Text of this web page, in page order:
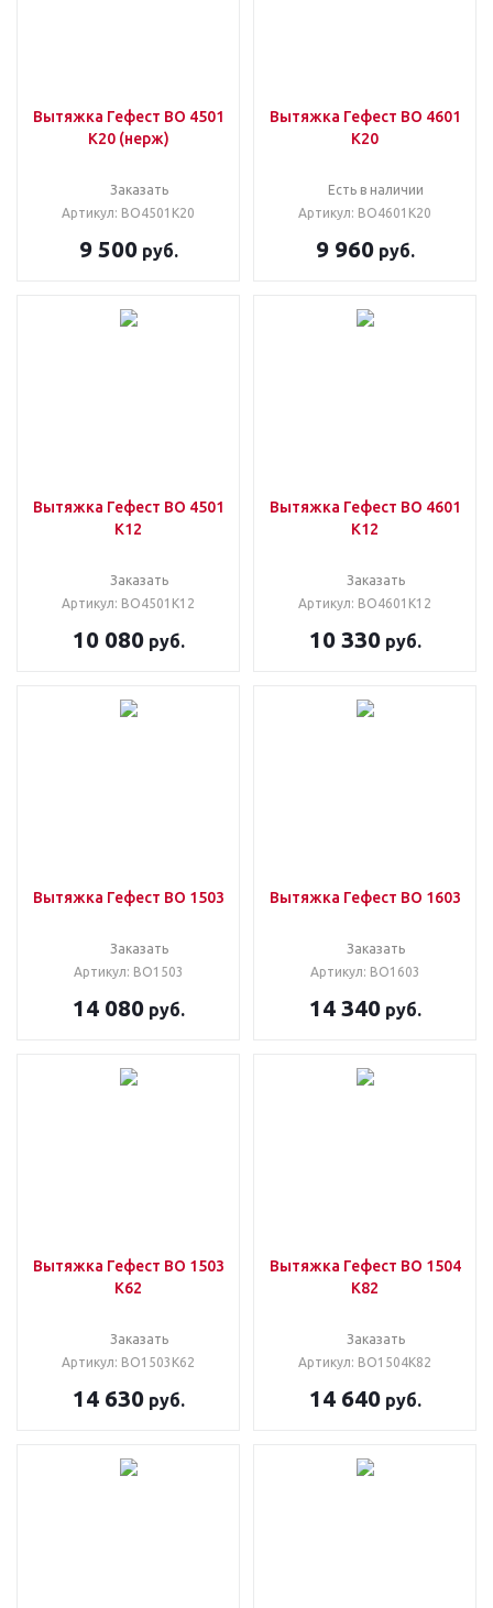
Вытяжка Гефест ВО 4501
К20 (нерж)
Заказать
Артикул: ВО4501К20
9 500руб.
Вытяжка Гефест ВО 4601
К20
Есть в наличии
Артикул: ВО4601К20
9 960руб.
Вытяжка Гефест ВО 4501
К12
Заказать
Артикул: ВО4501К12
10 080руб.
Вытяжка Гефест ВО 4601
К12
Заказать
Артикул: ВО4601К12
10 330руб.
Вытяжка Гефест ВО 1503
Заказать
Артикул: ВО1503
14 080руб.
Вытяжка Гефест ВО 1603
Заказать
Артикул: ВО1603
14 340руб.
Вытяжка Гефест ВО 1503
К62
Заказать
Артикул: ВО1503К62
14 630руб.
Вытяжка Гефест ВО 1504
К82
Заказать
Артикул: ВО1504К82
14 640руб.